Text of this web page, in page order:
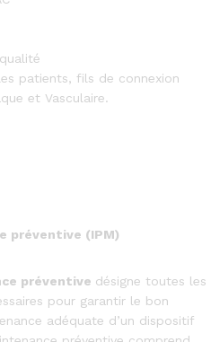
patients, fils de connexion
et Vasculaire.
préventive (IPM)
préventive désigne toutes les
pour garantir le bon
adéquate d’un dispositif